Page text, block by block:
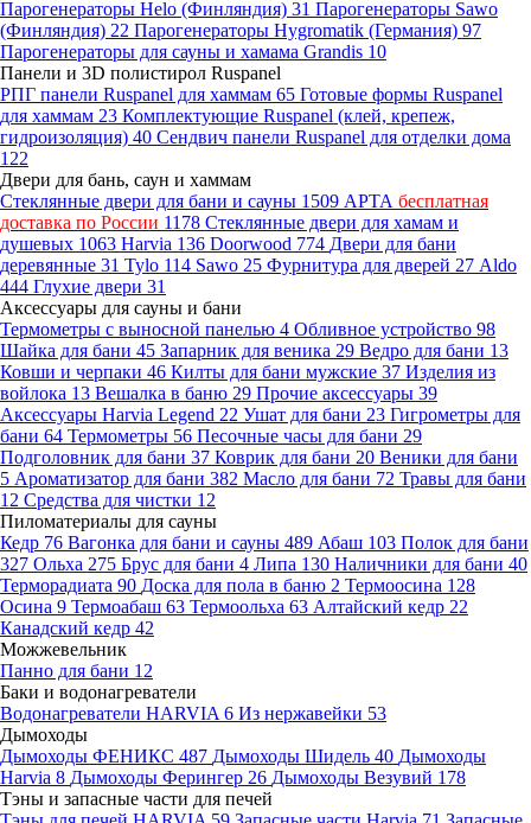
Парогенераторы Helo (Финляндия) 31 Парогенераторы Sawo
(Финляндия) 22 Парогенераторы Hygromatik (Германия) 97
Парогенераторы для сауны и хамама Grandis 10
Панели и 3D полистирол Ruspanel
РПГ панели Ruspanel для хаммам 65 Готовые формы Ruspanel
для хаммам 23 Комплектующие Ruspanel (клей, крепеж,
гидроизоляция) 40 Сендвич панели Ruspanel для отделки дома
122
Двери для бань, саун и хаммам
Стеклянные двери для бани и сауны 1509 АРТА бесплатная
доставка по России 1178 Стеклянные двери для хамам и
душевых 1063 Harvia 136 Doorwood 774 Двери для бани
деревянные 31 Tylo 114 Sawo 25 Фурнитура для дверей 27 Aldo
444 Глухие двери 31
Аксессуары для сауны и бани
Термометры с выносной панелью 4 Обливное устройство 98
Шайка для бани 45 Запарник для веника 29 Ведро для бани 13
Ковши и черпаки 46 Килты для бани мужские 37 Изделия из
войлока 13 Вешалка в баню 29 Прочие аксессуары 39
Аксессуары Harvia Legend 22 Ушат для бани 23 Гигрометры для
бани 64 Термометры 56 Песочные часы для бани 29
Подголовник для бани 37 Коврик для бани 20 Веники для бани
5 Ароматизатор для бани 382 Масло для бани 72 Травы для бани
12 Средства для чистки 12
Пиломатериалы для сауны
Кедр 76 Вагонка для бани и сауны 489 Абаш 103 Полок для бани
327 Ольха 275 Брус для бани 4 Липа 130 Наличники для бани 40
Терморадиата 90 Доска для пола в баню 2 Термоосина 128
Осина 9 Термоабаш 63 Термоольха 63 Алтайский кедр 22
Канадский кедр 42
Можжевельник
Панно для бани 12
Баки и водонагреватели
Водонагреватели HARVIA 6 Из нержавейки 53
Дымоходы
Дымоходы ФЕНИКС 487 Дымоходы Шидель 40 Дымоходы
Harvia 8 Дымоходы Ферингер 26 Дымоходы Везувий 178
Тэны и запасные части для печей